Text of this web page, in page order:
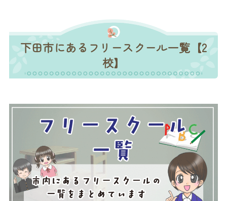
下田市にあるフリースクール一覧【2
校】